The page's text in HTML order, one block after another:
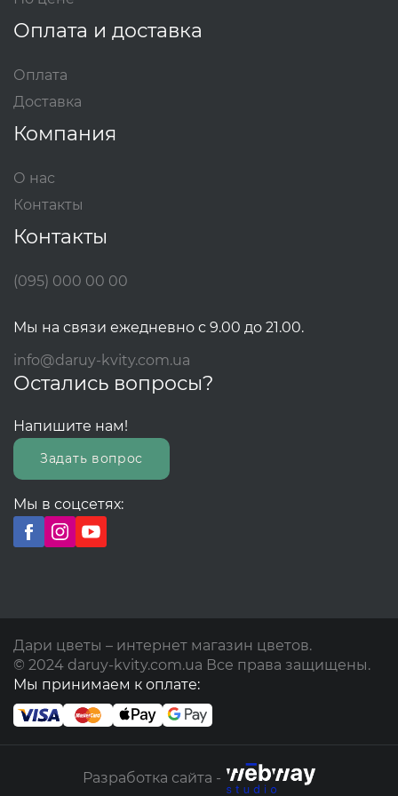
Оплата и доставка
Оплата
Доставка
Компания
О нас
Контакты
Контакты
(095) 000 00 00
Мы на связи ежедневно с 9.00 до 21.00.
info@daruy-kvity.com.ua
Остались вопросы?
Напишите нам!
Задать вопрос
Мы в соцсетях:
Дари цветы – интернет магазин цветов.
© 2024 daruy-kvity.com.ua Все права защищены.
Мы принимаем к оплате:
Разработка сайта -